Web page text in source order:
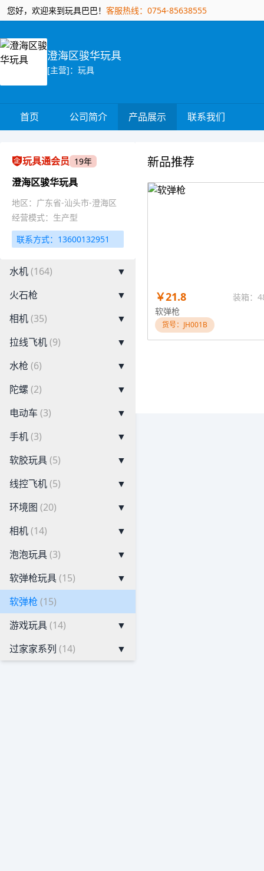
您好，欢迎来到玩具巴巴！ 客服热线：0754-85638555
澄海区骏华玩具
[主营]：玩具
首页 公司简介 产品展示 联系我们
玩具通会员 19年
澄海区骏华玩具
地区：广东省-汕头市-澄海区
经营模式：生产型
联系方式：13600132951
水机(164)
▼
火石枪
▼
相机(35)
▼
拉线飞机(9)
▼
水枪 (6)
▼
陀螺 (2)
▼
电动车 (3)
▼
手机(3)
▼
软胶玩具(5)
▼
线控飞机(5)
▼
环境图 (20)
▼
相机(14)
▼
泡泡玩具(3)
▼
软弹枪玩具(15)
▼
软弹枪 (15)
游戏玩具(14)
▼
过家家系列 (14) ▼
新品推荐
￥21.8
装箱：
软弹枪
货号：JH001B